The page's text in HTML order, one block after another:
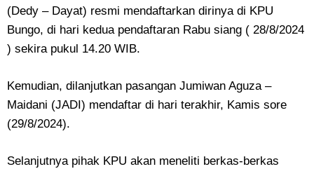
(Dedy – Dayat) resmi mendaftarkan dirinya di KPU
Bungo, di hari kedua pendaftaran Rabu siang ( 28/8/2024
) sekira pukul 14.20 WIB.
Kemudian, dilanjutkan pasangan Jumiwan Aguza –
Maidani (JADI) mendaftar di hari terakhir, Kamis sore
(29/8/2024).
Selanjutnya pihak KPU akan meneliti berkas-berkas